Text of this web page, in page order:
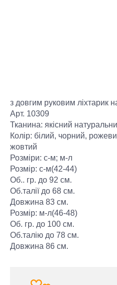
з довгим руковим ліхтарик
Арт. 10309
Тканина: якісний
Колір: білий, чорний,
жовтий
Розміри: с-м; м-л
Розмір: с-м(42-44)
Об.. гр. до 92 см.
Об.талії до 68 см.
Довжина 83 см.
Розмір: м-л(46-48)
Об. гр. до 100 см.
Об.талію до 78 см.
Довжина 86 см.